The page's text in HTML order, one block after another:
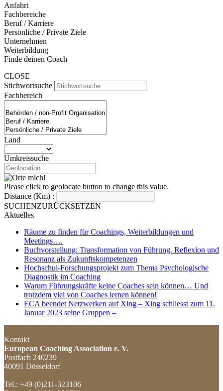
Anfahrt
Fachbereiche
Beruf / Karriere
Persönliche / Private Ziele
Unternehmen
Weiterbildung
Finde deinen Coach
CLOSE
Stichwortsuche
Fachbereich
Land
Umkreissuche
Please click to geolocate button to change this value.
Distance (Km) :
SUCHENZURÜCKSETZEN
Aktuelles
Räume zu finden für Coachings, Weiterbildungen und
Meetings….
Buchvorstellung: Transformation von Führung. Reflexion und
Resonanz als Zukunftskompetenzen
Hochschul-Forschungsprojekt zum Thema Psychologische
Diagnostik im Coaching
Warum Führungskräfte keine Coaches sein können… Und
trotzdem viel von Coaches lernen können!
ECA beendet Netzwerken auf Xing – Xing schliesst zum 11.
Januar 2023 seine Gruppen –
Kontakt
European Coaching Association e. V.
Postfach 240239
40091 Düsseldorf
Tel.: +49 (0)211-323106